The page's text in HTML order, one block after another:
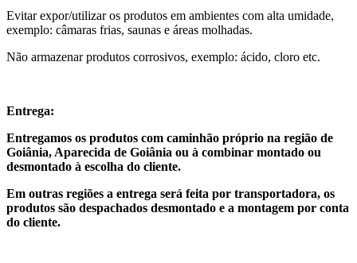
Evitar expor/utilizar os produtos em ambientes com alta umidade,
exemplo: câmaras frias, saunas e áreas molhadas.
Não armazenar produtos corrosivos, exemplo: ácido, cloro etc.
Entrega:
Entregamos os produtos com caminhão próprio na região de
Goiânia, Aparecida de Goiânia ou à combinar montado ou
desmontado à escolha do cliente.
Em outras regiões a entrega será feita por transportadora, os
produtos são despachados desmontado e a montagem por conta
do cliente.